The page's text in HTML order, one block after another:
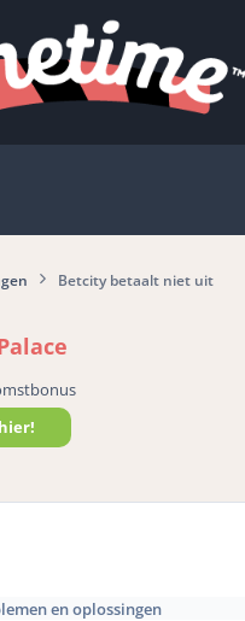
Betcity betaalt niet uit
en oplossingen